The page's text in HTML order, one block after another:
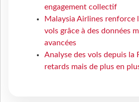
engagement collectif
Malaysia Airlines renforce
vols grâce à des données
avancées
Analyse des vols depuis la
retards mais de plus en